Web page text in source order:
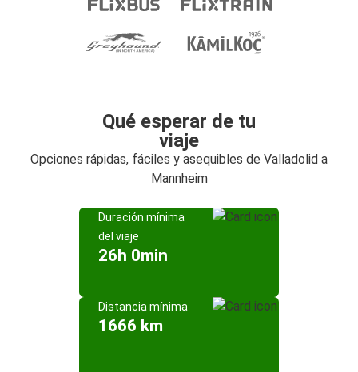
Qué esperar de tu
viaje
Opciones rápidas, fáciles y asequibles de Valladolid a
Mannheim
Duración mínima
del viaje
26h 0min
Distancia mínima
1666 km